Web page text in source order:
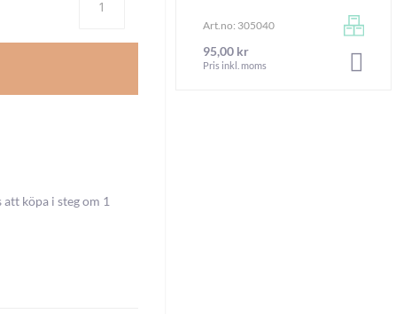
köpa i steg om 1
Art.no: 305040
95,00 kr
Pris inkl. moms